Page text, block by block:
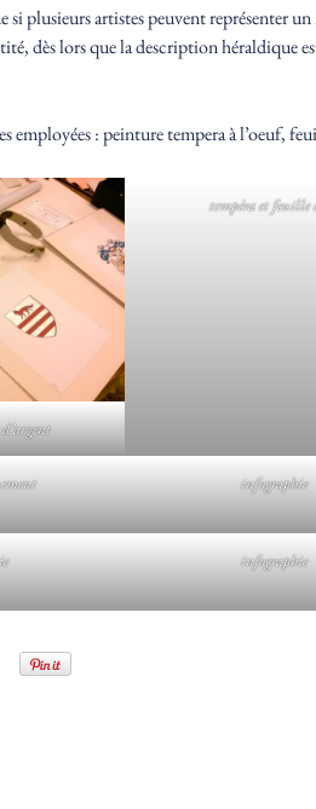
si plusieurs artistes peuvent représenter
dès lors que la description héraldique
employées : peinture tempera à l’oeuf,
tempéra et feuille
infographie
infographie